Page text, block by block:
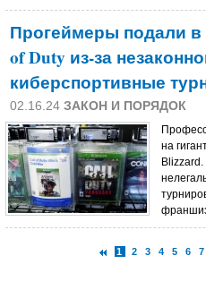
Прогеймеры подали в
of Duty из-за
киберспортивные
02.16.24 ЗАКОН И ПОРЯДОК
на
1 2 3 4 5 6 7